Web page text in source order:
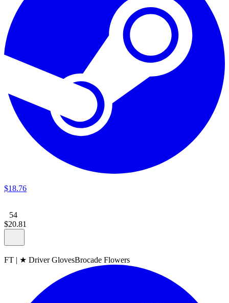
$18.76
54
$20.81
FT | ★ Driver GlovesBrocade Flowers